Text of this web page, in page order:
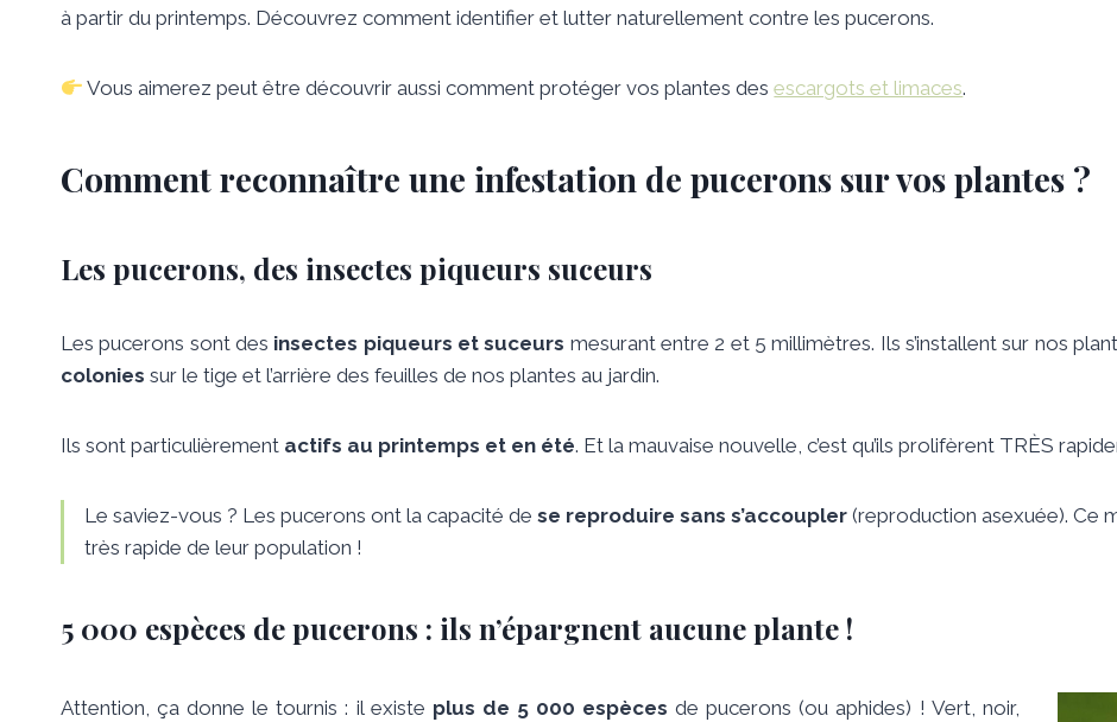
à partir du printemps. Découvrez comment identifier et lutter naturellement contre les pucerons.
Vous aimerez peut être découvrir aussi comment protéger vos plantes desescargots et limaces.
Comment reconnaître une infestation de pucerons sur vos plantes ?
Les pucerons, des insectes piqueurs suceurs
Les pucerons sont des insectes piqueurs et suceurs mesurant entre 2 et 5 millimètres. Ils s’installent sur nos
colonies sur le tige et l’arrière des feuilles de nos plantes au jardin.
Ils sont particulièrement actifs au printemps et en été. Et la mauvaise nouvelle, c’est qu’ils prolifèrent TRÈS
Le saviez-vous ? Les pucerons ont la capacité de se reproduire sans s’accoupler (reproduction asexuée). Ce
très rapide de leur population !
5 000 espèces de pucerons : ils n’épargnent aucune plante !
Attention, ça donne le tournis : il existe plus de 5 000 espècesde pucerons (ou aphides) ! Vert, noir,